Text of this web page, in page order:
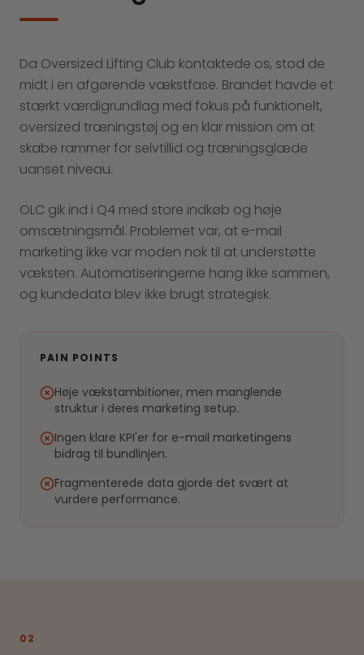
Da Oversized Lifting Club kontaktede os, stod de
midt i en afgørende vækstfase. Brandet havde et
stærkt værdigrundlag med fokus på funktionelt,
oversized træningstøj og en klar mission om at
skabe rammer for selvtillid og træningsglæde
uanset niveau.
OLC gik ind i Q4 med store indkøb og høje
omsætningsmål. Problemet var, at e-mail
marketing ikke var moden nok til at understøtte
væksten. Automatiseringerne hang ikke sammen,
og kundedata blev ikke brugt strategisk.
PAIN POINTS
Høje vækstambitioner, men manglende
struktur i deres marketing setup.
Ingen klare KPI'er for e-mail marketingens
bidrag til bundlinjen.
Fragmenterede data gjorde det svært at
vurdere performance.
02